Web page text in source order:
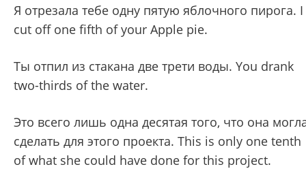
Я отрезала тебе одну пятую яблочного пирога. I
cut off one fifth of your Apple pie.
Ты отпил из стакана две трети воды. You drank
two-thirds of the water.
Это всего лишь одна десятая того, что она
сделать для этого проекта. This is only one tenth
of what she could have done for this project.